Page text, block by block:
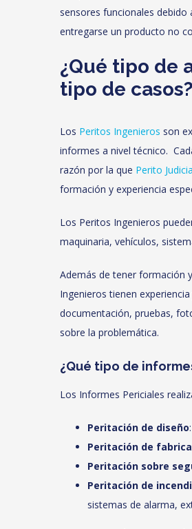
sensores funcionales
entregarse un producto no
¿Qué tipo de
tipo de casos?
Los Peritos Ingenieros son
informes a nivel técnico.
razón por la que Perito
formación y experiencia
Los Peritos Ingenieros
maquinaria, vehículos,
Además de tener formación
Ingenieros tienen
documentación, pruebas,
sobre la problemática.
¿Qué tipo de
Los Informes Periciales
Peritación de diseño
Peritación de
Peritación sobre
Peritación de
sistemas de alarma,